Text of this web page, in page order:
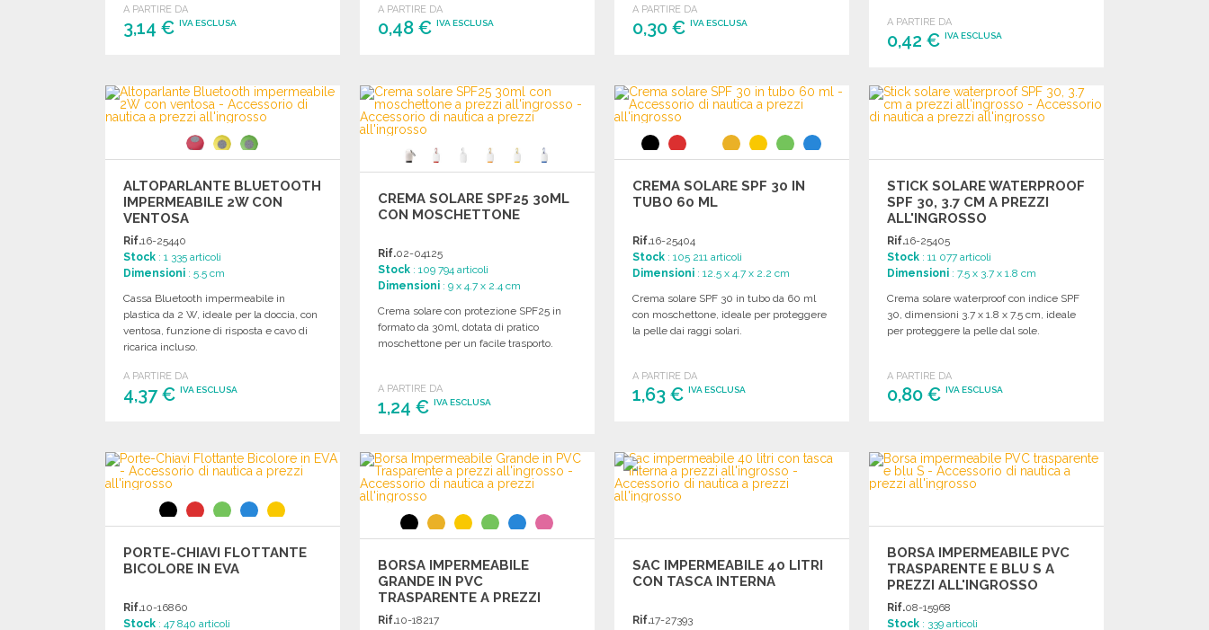
A PARTIRE DA
3,14 € IVA ESCLUSA
Richiedi un preventivo
A PARTIRE DA
0,48 €IVA ESCLUSA
Richiedi un preventivo
A PARTIRE DA
0,30 €IVA ESCLUSA
Richiedi un preventivo
A PARTIRE DA
0,42 €IVA ESCLUSA
Richiedi un preventivo
ALTOPARLANTE BLUETOOTH
IMPERMEABILE 2W CON
VENTOSA
Rif.16-25440
Stock : 1 335 articoli
Dimensioni : 5.5 cm
Cassa Bluetooth impermeabile in
plastica da 2 W, ideale per la doccia, con
ventosa, funzione di risposta e cavo di
ricarica incluso.
A PARTIRE DA
4,37 € IVA ESCLUSA
Richiedi un preventivo
CREMA SOLARE SPF25 30ML
CON MOSCHETTONE
Rif.02-04125
Stock : 109 794 articoli
Dimensioni : 9 x 4.7 x 2.4 cm
Crema solare con protezione SPF25 in
formato da 30ml, dotata di pratico
moschettone per un facile trasporto.
A PARTIRE DA
1,24 €IVA ESCLUSA
Richiedi un preventivo
CREMA SOLARE SPF 30 IN
TUBO 60 ML
Rif.16-25404
Stock : 105 211 articoli
Dimensioni : 12.5 x 4.7 x 2.2 cm
Crema solare SPF 30 in tubo da 60 ml
con moschettone, ideale per proteggere
la pelle dai raggi solari.
A PARTIRE DA
1,63 €IVA ESCLUSA
Richiedi un preventivo
STICK SOLARE WATERPROOF
SPF 30, 3.7 CM A PREZZI
ALL'INGROSSO
Rif.16-25405
Stock : 11 077 articoli
Dimensioni : 7.5 x 3.7 x 1.8 cm
Crema solare waterproof con indice SPF
30, dimensioni 3.7 x 1.8 x 7.5 cm, ideale
per proteggere la pelle dal sole.
A PARTIRE DA
0,80 €IVA ESCLUSA
Richiedi un preventivo
PORTE-CHIAVI FLOTTANTE
BICOLORE IN EVA
Rif.10-16860
Stock : 47 840 articoli
BORSA IMPERMEABILE
GRANDE IN PVC
TRASPARENTE A PREZZI
ALL'INGROSSO
Rif.10-18217
SAC IMPERMEABILE 40 LITRI
CON TASCA INTERNA
Rif.17-27393
BORSA IMPERMEABILE PVC
TRASPARENTE E BLU S A
PREZZI ALL'INGROSSO
Rif.08-15968
Stock : 339 articoli